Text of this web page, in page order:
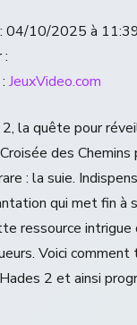
04/10/2025 à 11:39
JeuxVideo.com
2, la quête pour
des Chemins
: la suie.
qui met fin à
ressource intrigue
Voici comment
2 et ainsi